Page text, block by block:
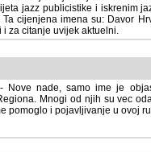
publicistike i iskrenim
cijenjena imena su: Davor
za citanje uvijek aktuelni.
Nove nade, samo ime je
Mnogi od njih su vec
i pojavljivanje u ovoj